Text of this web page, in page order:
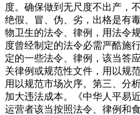
度。确保做到无尺度不出产，
绝假、冒、伪、劣，出格是有
物卫生的法令、律例，用法令
度曾经制定的法令必需严酷施
定的一些法令、律例，该当答
关律例或规范性文件，用以规
用以规范市场次序。第三、分
加大违法成本。《中华人平易
运营者该当按照法令、律例和